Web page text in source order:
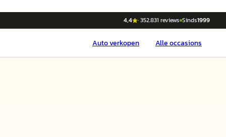
4,4 ·352.831 reviews Sinds1999
Autoverkopen Alle occasions